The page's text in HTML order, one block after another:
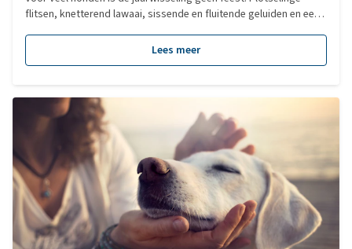
flitsen, knetterend lawaai, sissende en fluitende geluiden en een
wat hij hiermee moet! Hier ontstaat dus de noodzaak van
vuurwerktraining.
Lees meer